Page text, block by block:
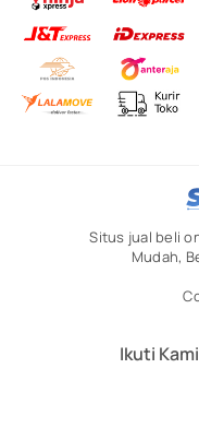
Situs jual beli
Mudah,
Ikuti Kami